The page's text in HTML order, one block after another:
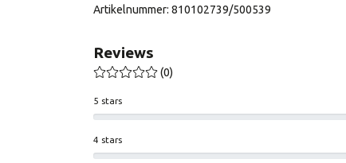
Artikelnummer: 810102739/500539
Reviews
(0)
4 stars
5 stars